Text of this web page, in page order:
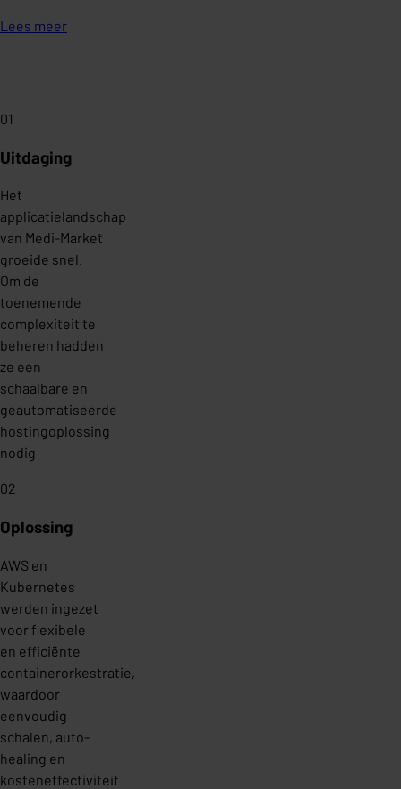
Lees meer
01
Uitdaging
Het
applicatielandschap
van Medi-Market
groeide snel.
Om de
toenemende
complexiteit te
beheren hadden
ze een
schaalbare en
geautomatiseerde
hostingoplossing
nodig
02
Oplossing
AWS en
Kubernetes
werden ingezet
voor flexibele
en efficiënte
containerorkestratie,
waardoor
eenvoudig
schalen, auto-
healing en
kosteneffectiviteit